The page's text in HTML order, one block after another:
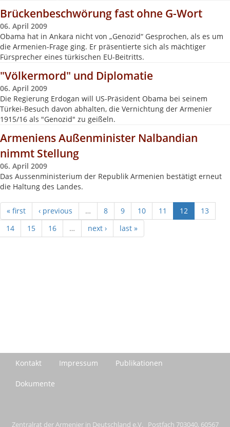
Brückenbeschwörung fast ohne G-Wort
06. April 2009
Obama hat in Ankara nicht von „Genozid“ Gesprochen, als es um
die Armenien-Frage ging. Er präsentierte sich als mächtiger
Fürsprecher eines türkischen EU-Beitritts.
"Völkermord" und Diplomatie
06. April 2009
Die Regierung Erdogan will US-Präsident Obama bei seinem
Türkei-Besuch davon abhalten, die Vernichtung der Armenier
1915/16 als "Genozid" zu geißeln.
Armeniens Außenminister Nalbandian
nimmt Stellung
06. April 2009
Das Aussenministerium der Republik Armenien bestätigt erneut
die Haltung des Landes.
« first ‹ previous … 8 9 10 11 12
13
14
15 16 … next › last »
Kontakt Impressum Publikationen
Dokumente
Zentralrat der Armenier in Deutschland e.V. Postfach 703040, 60567